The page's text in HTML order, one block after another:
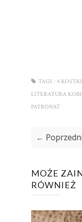
TAGS : 4
LITERATURA
PATRONAT
←
MOŻE
RÓWNIEŻ